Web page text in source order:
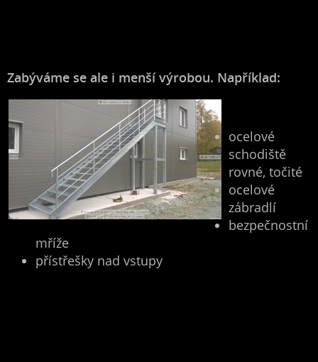
Zabýváme se ale i menší výrobou. Například:
ocelové
schodiště
rovné, točité
ocelové
zábradlí
bezpečnostní
mříže
přístřešky nad vstupy